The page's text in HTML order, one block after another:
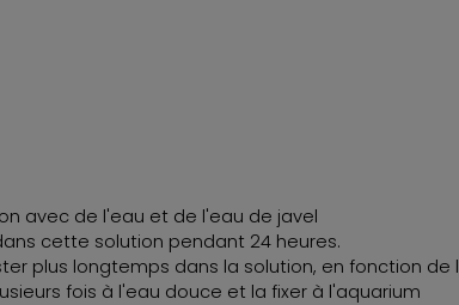
avec de l'eau et de l'eau de javel
cette solution pendant 24 heures.
plus longtemps dans la solution, en fonction
fois à l'eau douce et la fixer à l'aquarium